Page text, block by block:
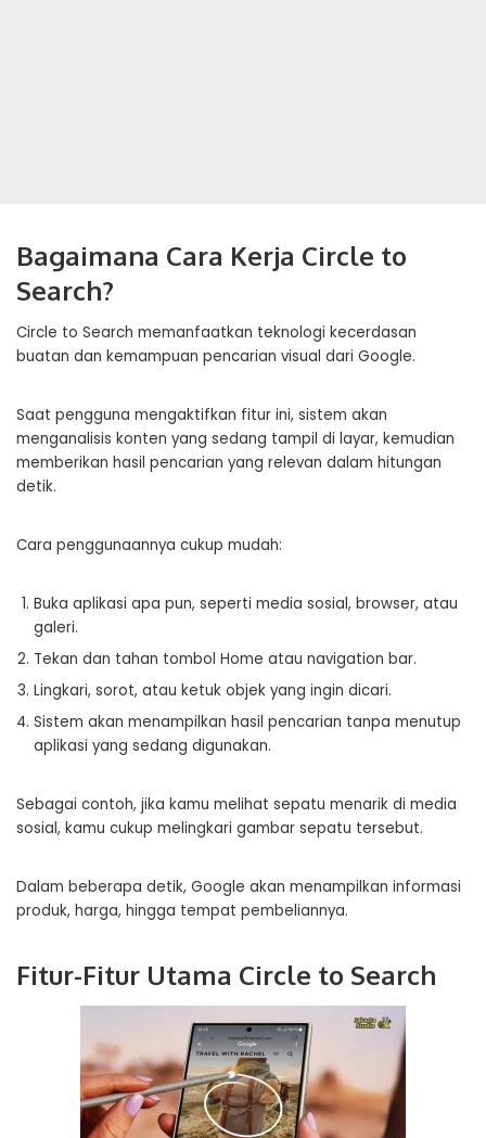
Bagaimana Cara Kerja Circle to
Search?
Circle to Search memanfaatkan teknologi kecerdasan
buatan dan kemampuan pencarian visual dari Google.
Saat pengguna mengaktifkan fitur ini, sistem akan
menganalisis konten yang sedang tampil di layar, kemudian
memberikan hasil pencarian yang relevan dalam hitungan
detik.
Cara penggunaannya cukup mudah:
Buka aplikasi apa pun, seperti media sosial, browser, atau
galeri.
Tekan dan tahan tombol Home atau navigation bar.
Lingkari, sorot, atau ketuk objek yang ingin dicari.
Sistem akan menampilkan hasil pencarian tanpa menutup
aplikasi yang sedang digunakan.
Sebagai contoh, jika kamu melihat sepatu menarik di media
sosial, kamu cukup melingkari gambar sepatu tersebut.
Dalam beberapa detik, Google akan menampilkan informasi
produk, harga, hingga tempat pembeliannya.
Fitur-Fitur Utama Circle to Search